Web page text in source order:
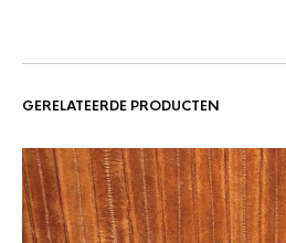
GERELATEERDE PRODUCTEN